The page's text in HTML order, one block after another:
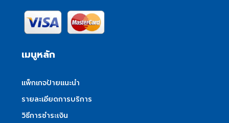
เมนูหลัก
แพ็กเกจป้ายแนะนำ
รายละเอียดการบริการ
วิธีการชำระเงิน